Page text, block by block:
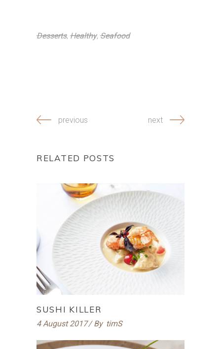
Desserts, Healthy, Seafood
previous next
RELATED POSTS
SUSHI KILLER
4 August 2017 By timS